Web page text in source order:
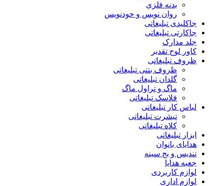
بدنه فلزی
روان نویس و خودنویس
جاکلیدی تبلیغاتی
جاکارتی تبلیغاتی
جلد مدارک
کاور لوح تقدیر
ظروف تبلیغاتی
ظروف بتنی تبلیغاتی
گلدان تبلیغاتی
ماگ و تراول ماگ
فلاسک تبلیغاتی
لباس کار تبلیغاتی
تیشرت تبلیغاتی
کلاه تبلیغاتی
ابزار تبلیغاتی
هدایای بانوان
تندیس و بج سینه
جعبه هدایا
لوازم کاربردی
لوازم اداری